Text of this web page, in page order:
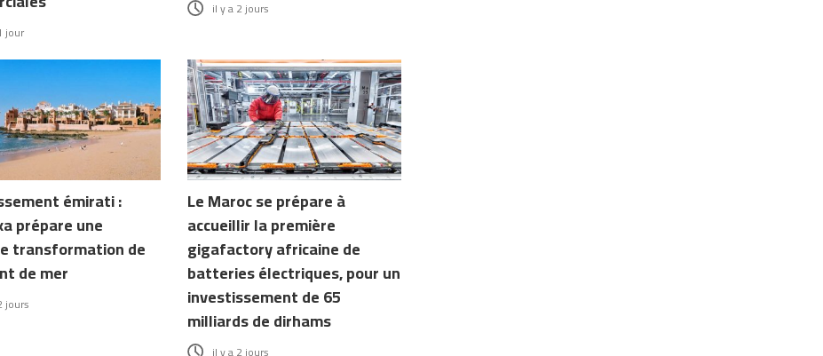
jour
il y a 2 jours
émirati :
prépare une
transformation de
de mer
jours
Le Maroc se prépare à
accueillir la première
gigafactory africaine de
batteries électriques, pour un
investissement de 65
milliards de dirhams
il y a 2 jours